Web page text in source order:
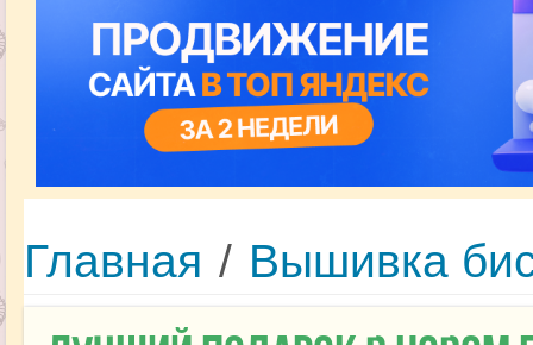
Главная / Вышивка